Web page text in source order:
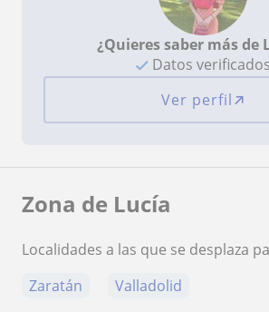
¿Quieres saber más de
Datos verificados
Ver perfil
Zona de Lucía
Localidades a las que se desplaza
Zaratán
Valladolid